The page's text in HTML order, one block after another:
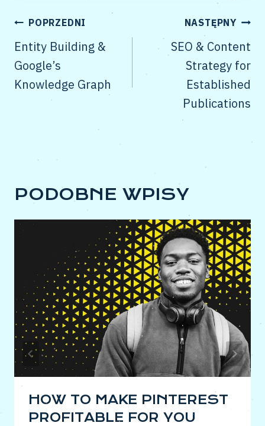
NAWIGACJA
WPISU
POPRZEDNI
Entity Building &
Google’s
Knowledge Graph
NASTĘPNY
SEO & Content
Strategy for
Established
Publications
PODOBNE WPISY
HOW TO MAKE PINTEREST
PROFITABLE FOR YOU